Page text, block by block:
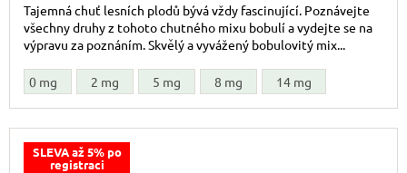
Tajemná chuť lesních plodů bývá vždy fascinující. Poznávejte
všechny druhy z tohoto chutného mixu bobulí a vydejte se na
výpravu za poznáním. Skvělý a vyvážený bobulovitý mix...
0 mg 2 mg 5 mg 8 mg 14 mg
SLEVA až 5% po
registraci